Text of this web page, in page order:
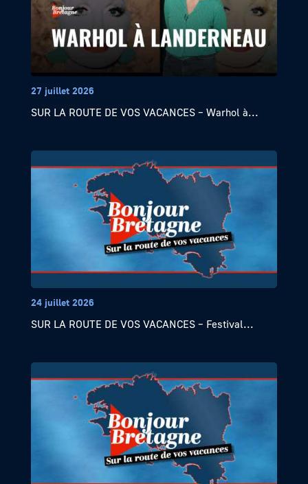
27 juillet 2026
SUR LA ROUTE DE VOS VACANCES – Warhol à...
24 juillet 2026
SUR LA ROUTE DE VOS VACANCES – Festival...